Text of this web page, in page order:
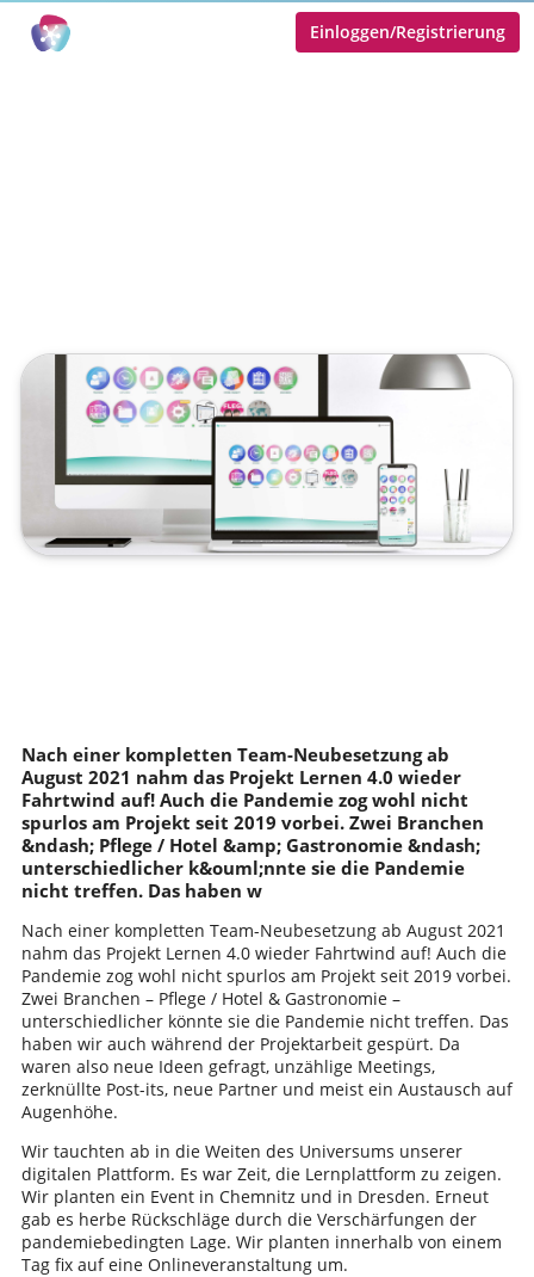
Einloggen/Registrierung
Nach einer kompletten Team-Neubesetzung ab
August 2021 nahm das Projekt Lernen 4.0 wieder
Fahrtwind auf! Auch die Pandemie zog wohl nicht
spurlos am Projekt seit 2019 vorbei. Zwei Branchen
&ndash; Pflege / Hotel &amp; Gastronomie &ndash;
unterschiedlicher k&ouml;nnte sie die Pandemie
nicht treffen. Das haben w
Nach einer kompletten Team-Neubesetzung ab August 2021
nahm das Projekt Lernen 4.0 wieder Fahrtwind auf! Auch die
Pandemie zog wohl nicht spurlos am Projekt seit 2019 vorbei.
Zwei Branchen – Pflege / Hotel & Gastronomie –
unterschiedlicher könnte sie die Pandemie nicht treffen. Das
haben wir auch während der Projektarbeit gespürt. Da
waren also neue Ideen gefragt, unzählige Meetings,
zerknüllte Post-its, neue Partner und meist ein Austausch auf
Augenhöhe.
Wir tauchten ab in die Weiten des Universums unserer
digitalen Plattform. Es war Zeit, die Lernplattform zu zeigen.
Wir planten ein Event in Chemnitz und in Dresden. Erneut
gab es herbe Rückschläge durch die Verschärfungen der
pandemiebedingten Lage. Wir planten innerhalb von einem
Tag fix auf eine Onlineveranstaltung um.